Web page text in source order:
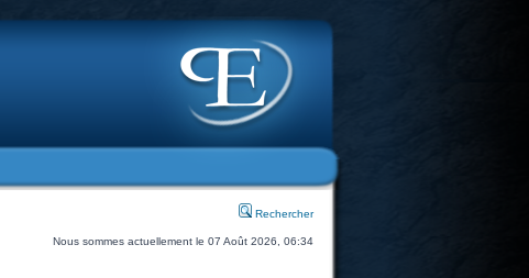
Rechercher
Nous sommes actuellement le 07 Août 2026, 06:34